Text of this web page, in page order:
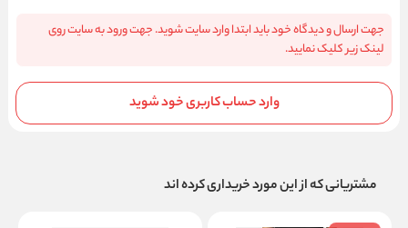
جهت ارسال و دیدگاه خود باید ابتدا وارد سایت شوید. جهت ورود به سایت روی
لینک زیر کلیک نمایید.
وارد حساب کاربری خود شوید
مشتریانی که از این مورد خریداری کرده اند